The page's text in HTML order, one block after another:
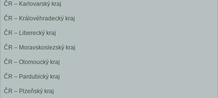
ČR – Karlovarský kraj
ČR – Královéhradecký kraj
ČR – Liberecký kraj
ČR – Moravskoslezský kraj
ČR – Olomoucký kraj
ČR – Pardubický kraj
ČR – Plzeňský kraj